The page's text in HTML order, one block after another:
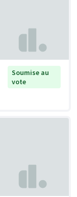
Soumise au
vote